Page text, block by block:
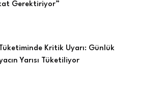
Gerektiriyor”
Kritik Uyarı: Günlük
Yarısı Tüketiliyor